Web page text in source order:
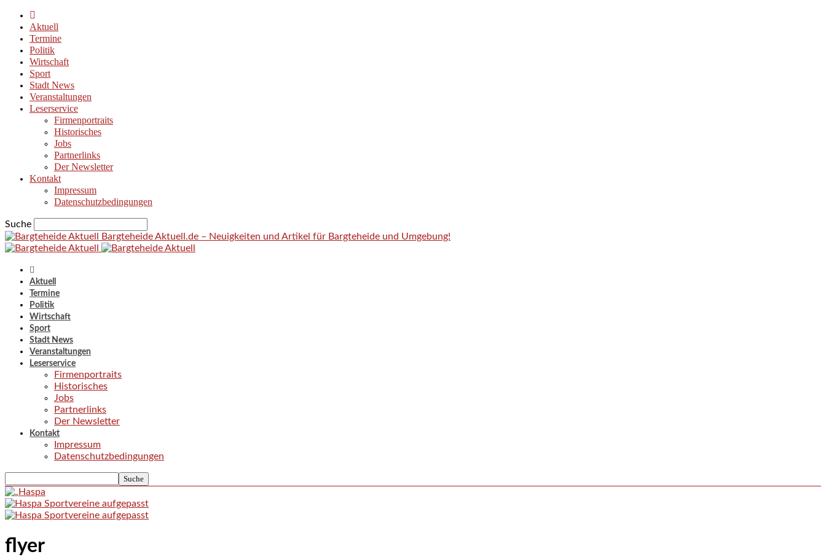
Aktuell
Termine
Politik
Wirtschaft
Sport
Stadt News
Veranstaltungen
Leserservice
Firmenportraits
Historisches
Jobs
Partnerlinks
Der Newsletter
Kontakt
Impressum
Datenschutzbedingungen
Suche
Bargteheide Aktuell.de – Neuigkeiten und Artikel für Bargteheide und Umgebung!
Aktuell
Termine
Politik
Wirtschaft
Sport
Stadt News
Veranstaltungen
Leserservice
Firmenportraits
Historisches
Jobs
Partnerlinks
Der Newsletter
Kontakt
Impressum
Datenschutzbedingungen
flyer